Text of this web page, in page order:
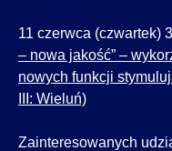
11 czerwca (czwartek)
– nowa jakość” –
nowych funkcji
III: Wieluń)
Zainteresowanych